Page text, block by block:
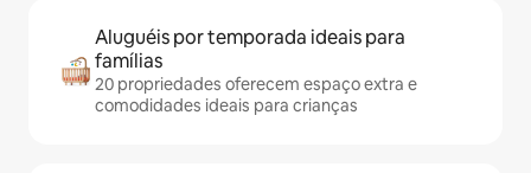
Aluguéis por temporada ideais para
famílias
20 propriedades oferecem espaço extra e
comodidades ideais para crianças